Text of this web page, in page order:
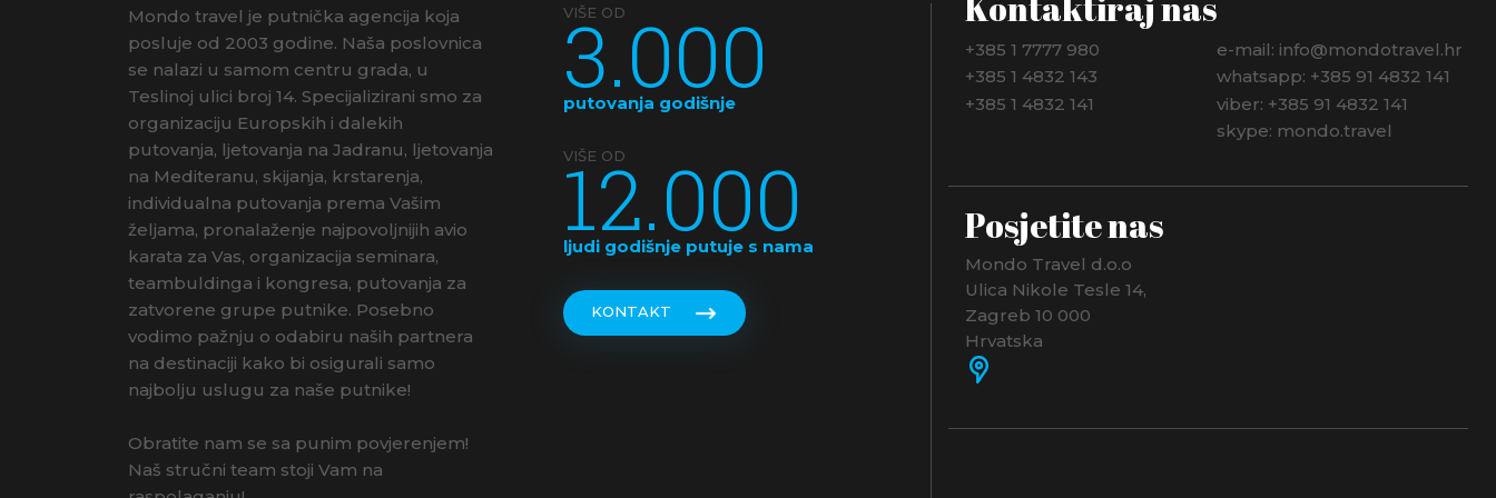
Mondo travel je putnička agencija koja
posluje od 2003 godine. Naša poslovnica
se nalazi u samom centru grada, u
Teslinoj ulici broj 14. Specijalizirani smo za
organizaciju Europskih i dalekih
putovanja, ljetovanja na Jadranu, ljetovanja
na Mediteranu, skijanja, krstarenja,
individualna putovanja prema Vašim
željama, pronalaženje najpovoljnijih avio
karata za Vas, organizacija seminara,
teambuldinga i kongresa, putovanja za
zatvorene grupe putnike. Posebno
vodimo pažnju o odabiru naših partnera
na destinaciji kako bi osigurali samo
najbolju uslugu za naše putnike!
Obratite nam se sa punim povjerenjem!
Naš stručni team stoji Vam na
VIŠE OD
3.000
putovanja godišnje
VIŠE OD
12.000
ljudi godišnje putuje s nama
KONTAKT
+385 1 7777 980
+385 1 4832 143
+385 1 4832 141
e-mail: info@mondotravel.hr
whatsapp: +385 91 4832 141
viber: +385 91 4832 141
skype: mondo.travel
Posjetite nas
Mondo Travel d.o.o
Ulica Nikole Tesle 14,
Zagreb 10 000
Hrvatska